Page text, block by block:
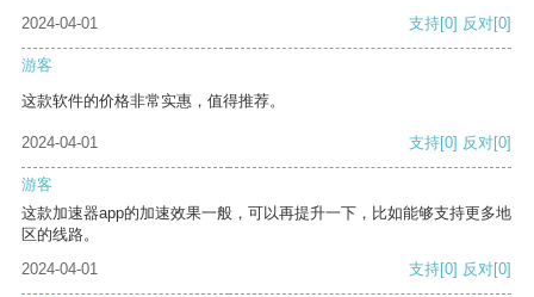
2024-04-01
支持[0] 反对[0]
游客
这款软件的价格非常实惠，值得推荐。
2024-04-01 支持[0] 反对[0]
游客
这款加速器app的加速效果一般，可以再提升一下，比如能够支持更多地
区的线路。
2024-04-01
支持[0] 反对[0]